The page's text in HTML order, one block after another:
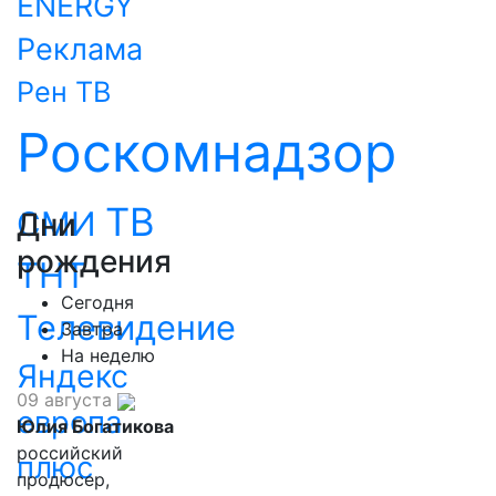
Реклама
Рен ТВ
Роскомнадзор
СМИ ТВ
ТНТ
Телевидение
Яндекс
европа
плюс
Дни
рождения
Сегодня
Завтра
На неделю
09 августа
Юлия Богатикова
российский
продюсер,